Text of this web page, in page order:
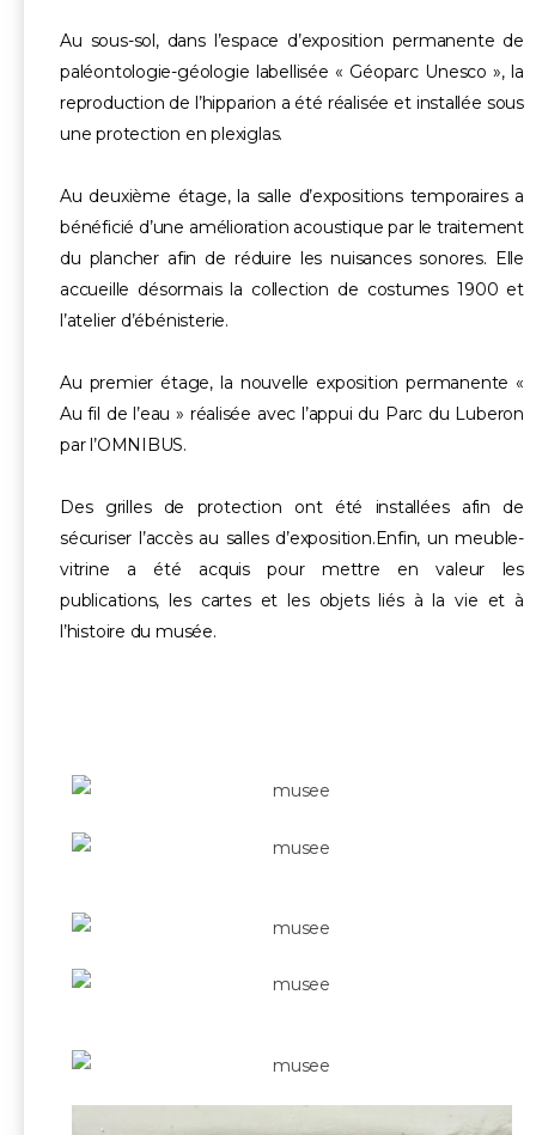
Au sous-sol, dans l’espace d’exposition permanente de
paléontologie-géologie labellisée « Géoparc Unesco », la
reproduction de l’hipparion a été réalisée et installée sous
une protection en plexiglas.
Au deuxième étage, la salle d’expositions temporaires a
bénéficié d’une amélioration acoustique par le traitement
du plancher afin de réduire les nuisances sonores. Elle
accueille désormais la collection de costumes 1900 et
l’atelier d’ébénisterie.
Au premier étage, la nouvelle exposition permanente «
Au fil de l’eau » réalisée avec l’appui du Parc du Luberon
par l’OMNIBUS.
Des grilles de protection ont été installées afin de
sécuriser l’accès au salles d’exposition.Enfin, un meuble-
vitrine a été acquis pour mettre en valeur les
publications, les cartes et les objets liés à la vie et à
l’histoire du musée.